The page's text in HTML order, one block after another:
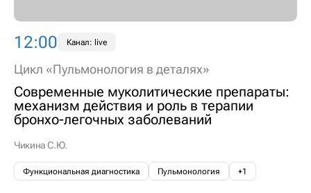
12:00 Канал: live
Цикл «Пульмонология в деталях»
Современные муколитические препараты:
механизм действия и роль в терапии
бронхо-легочных заболеваний
Чикина С.Ю.
Функциональная диагностика Пульмонология +1